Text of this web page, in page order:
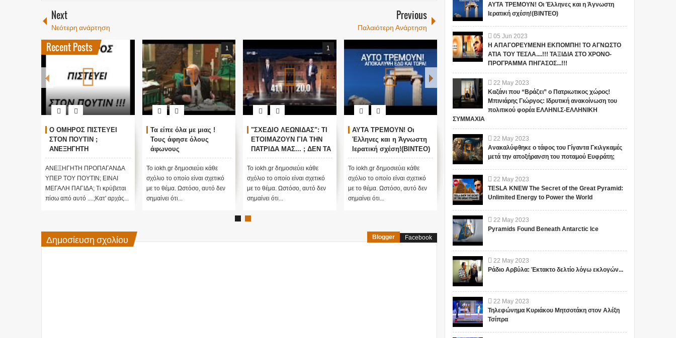
Next
Νεότερη ανάρτηση
Previous
Παλαιότερη Ανάρτηση
Recent Posts
Ο ΟΜΗΡΟΣ ΠΙΣΤΕΥΕΙ
ΣΤΟΝ ΠΟΥΤΙΝ ;
ΑΝΕΞΗΓΗΤΗ
ΠΡΟΠΑΓΑΝΔΑ ΥΠΕΡ ΤΟΥ
ΠΟΥΤΙΝ;
ΑΝΕΞΗΓΗΤΗ ΠΡΟΠΑΓΑΝΔΑ
ΥΠΕΡ ΤΟΥ ΠΟΥΤΙΝ; ΕΙΝΑΙ
ΜΕΓΑΛΗ ΠΑΓΙΔΑ; Τι κρύβεται
πίσω από αυτό ....;Κατ' αρχάς...
1
Τα είπε όλα με μιας !
Τους άφησε όλους
άφωνους
Το iokh.gr δημοσιεύει κάθε
σχόλιο το οποίο είναι σχετικό
με το θέμα. Ωστόσο, αυτό δεν
σημαίνει ότι...
1
"ΣΧΕΔΙΟ ΛΕΩΝΙΔΑΣ": ΤΙ
ΕΤΟΙΜΑΖΟΥΝ ΓΙΑ ΤΗΝ
ΠΑΤΡΙΔΑ ΜΑΣ... ; ΔΕΝ ΤΑ
ΕΙΠΕ ΤΥΧΑΙΑ ΣΤΙΣ
13/11/2015...
Το iokh.gr δημοσιεύει κάθε
σχόλιο το οποίο είναι σχετικό
με το θέμα. Ωστόσο, αυτό δεν
σημαίνει ότι...
ΑΥΤΑ ΤΡΕΜΟΥΝ! Οι
Έλληνες και η Άγνωστη
Ιερατική σχέση!(ΒΙΝΤΕΟ)
Το iokh.gr δημοσιεύει κάθε
σχόλιο το οποίο είναι σχετικό
με το θέμα. Ωστόσο, αυτό δεν
σημαίνει ότι...
Δημοσίευση σχολίου Blogger Facebook
ΑΥΤΑ ΤΡΕΜΟΥΝ! Οι Έλληνες και η Άγνωστη
Ιερατική σχέση!(ΒΙΝΤΕΟ)
05 Jun 2023
Η ΑΠΑΓΟΡΕΥΜΕΝΗ ΕΚΠΟΜΠΗ! ΤΟ ΑΓΝΩΣΤΟ
ΑΤΙΑ ΤΟΥ ΤΕΣΛΑ....!!! ΤΑΞΙΔΙΑ ΣΤΟ ΧΡΟΝΟ-
ΠΡΟΓΡΑΜΜΑ ΠΗΓΑΣΟΣ...!!!
22 May 2023
Καζάνι που “Βράζει” ο Πατριωτικος χώρος!
Μπινιάρης Γιώργος: Ιδρυτική ανακοίνωση του
πολιτικού φορέα ΕΛΛΗΝΙ.Σ-ΕΛΛΗΝΙΚΗ
ΣΥΜΜΑΧΙΑ
22 May 2023
Ανακαλύφθηκε ο τάφος του Γίγαντα Γκιλγκαμές
μετά την αποξήρανση του ποταμού Ευφράτη;
22 May 2023
TESLA KNEW The Secret of the Great Pyramid:
Unlimited Energy to Power the World
22 May 2023
Pyramids Found Beneath Antarctic Ice
22 May 2023
Ράδιο Αρβύλα: Έκτακτο δελτίο λόγω εκλογών...
22 May 2023
Τηλεφώνημα Κυριάκου Μητσοτάκη στον Αλέξη
Τσίπρα